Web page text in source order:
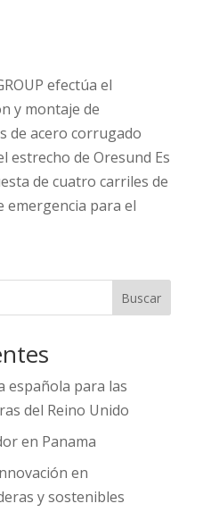
efectúa el
y montaje de
de acero corrugado
estrecho de Oresund Es
de cuatro carriles de
emergencia para el
Buscar
española para las
del Reino Unido
en Panama
en
y sostenibles